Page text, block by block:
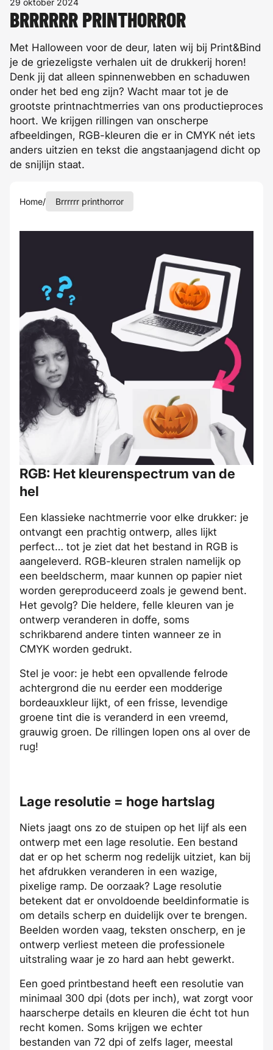
29 oktober 2024
BRRRRRR PRINTHORROR
Met Halloween voor de deur, laten wij bij Print&Bind
je de griezeligste verhalen uit de drukkerij horen!
Denk jij dat alleen spinnenwebben en schaduwen
onder het bed eng zijn? Wacht maar tot je de
grootste printnachtmerries van ons productieproces
hoort. We krijgen rillingen van onscherpe
afbeeldingen, RGB-kleuren die er in CMYK nét iets
anders uitzien en tekst die angstaanjagend dicht op
de snijlijn staat.
Home/ Brrrrrr printhorror
RGB: Het kleurenspectrum van de
hel
Een klassieke nachtmerrie voor elke drukker: je
ontvangt een prachtig ontwerp, alles lijkt
perfect… tot je ziet dat het bestand in RGB is
aangeleverd. RGB-kleuren stralen namelijk op
een beeldscherm, maar kunnen op papier niet
worden gereproduceerd zoals je gewend bent.
Het gevolg? Die heldere, felle kleuren van je
ontwerp veranderen in doffe, soms
schrikbarend andere tinten wanneer ze in
CMYK worden gedrukt.
Stel je voor: je hebt een opvallende felrode
achtergrond die nu eerder een modderige
bordeauxkleur lijkt, of een frisse, levendige
groene tint die is veranderd in een vreemd,
grauwig groen. De rillingen lopen ons al over de
rug!
Lage resolutie = hoge hartslag
Niets jaagt ons zo de stuipen op het lijf als een
ontwerp met een lage resolutie. Een bestand
dat er op het scherm nog redelijk uitziet, kan bij
het afdrukken veranderen in een wazige,
pixelige ramp. De oorzaak? Lage resolutie
betekent dat er onvoldoende beeldinformatie is
om details scherp en duidelijk over te brengen.
Beelden worden vaag, teksten onscherp, en je
ontwerp verliest meteen die professionele
uitstraling waar je zo hard aan hebt gewerkt.
Een goed printbestand heeft een resolutie van
minimaal 300 dpi (dots per inch), wat zorgt voor
haarscherpe details en kleuren die écht tot hun
recht komen. Soms krijgen we echter
bestanden van 72 dpi of zelfs lager, meestal